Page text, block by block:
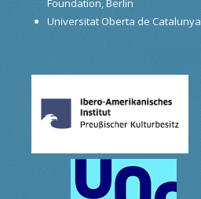
Universitat Oberta de Catalunya